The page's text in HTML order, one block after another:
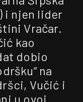
i njen lider
Vračar.
kao
dobio
na
Vučić i
u ovoj